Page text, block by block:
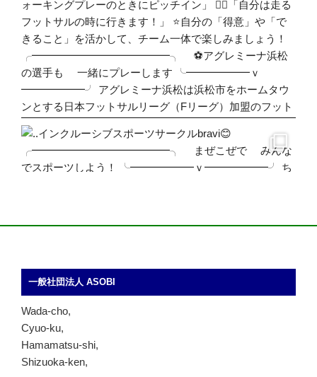
一般社団法人 ASOBI
Wada-cho,
Cyuo-ku,
Hamamatsu-shi,
Shizuoka-ken,